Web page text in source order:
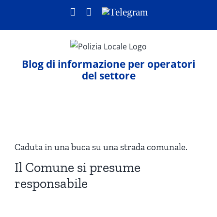
contenuto
Facebook
LinkedIn
Telegram
Blog di informazione per operatori
del settore
immagine
Caduta in una buca su una strada comunale.
Il Comune si presume
responsabile